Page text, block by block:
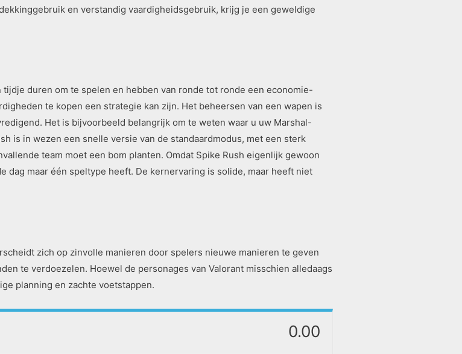
en verstandig vaardigheidsgebruik, krijg je een geweldige
duren om te spelen en hebben van ronde tot ronde een economie-
te kopen een strategie kan zijn. Het beheersen van een wapen is
Het is bijvoorbeeld belangrijk om te weten waar u uw Marshal-
is in wezen een snelle versie van de standaardmodus, met een sterk
team moet een bom planten. Omdat Spike Rush eigenlijk gewoon
dag maar één speltype heeft. De kernervaring is solide, maar heeft niet
zich op zinvolle manieren door spelers nieuwe manieren te geven
te verdoezelen. Hoewel de personages van Valorant misschien alledaags
planning en zachte voetstappen.
0.00